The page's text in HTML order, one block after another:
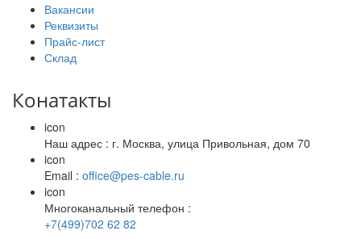
Вакансии
Реквизиты
Прайс-лист
Склад
Конатакты
icon
Наш адрес : г. Москва, улица Привольная, дом 70
icon
Email : office@pes-cable.ru
icon
Многоканальный телефон :
+7(499)702 62 82